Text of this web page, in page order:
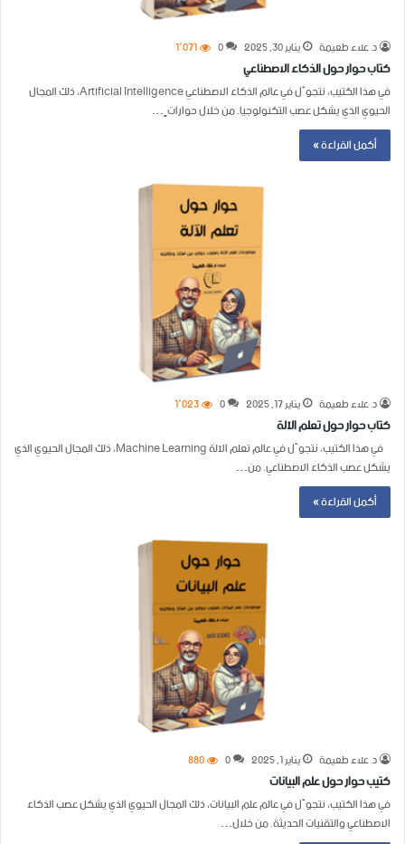
د. علاء طعيمة يناير 30, 2025 0 1٬071
كتاب حوار حول الذكاء الاصطناعي
في هذا الكتيب، نتجوّل في عالم الذكاء الاصطناعي Artificial Intelligence، ذلك المجال
الحيوي الذي يشكل عصب التكنولوجيا. من خلال حواراتٍ…
أكمل القراءة »
د. علاء طعيمة يناير 17, 2025 0 1٬023
كتاب حوار حول تعلم الآلة
في هذا الكتيب، نتجوّل في عالم تعلم الآلة Machine Learning، ذلك المجال الحيوي الذي
يشكل عصب الذكاء الاصطناعي. من…
أكمل القراءة »
د. علاء طعيمة يناير 1, 2025 0
880
كتيب حوار حول علم البيانات
في هذا الكتيب، نتجوّل في عالم علم البيانات، ذلك المجال الحيوي الذي يشكل عصب الذكاء
الاصطناعي والتقنيات الحديثة. من خلال…